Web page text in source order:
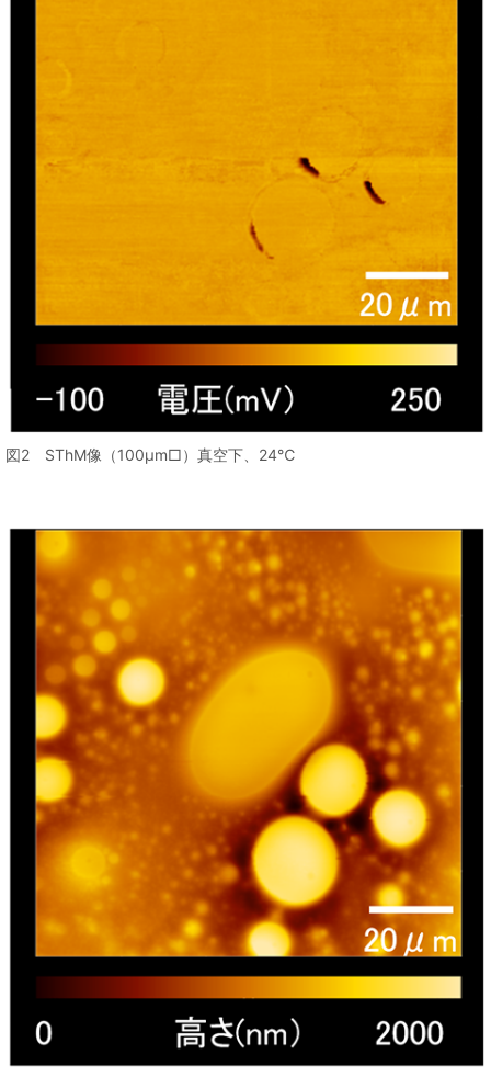
図2 SThM像（100μm□）真空下、24℃